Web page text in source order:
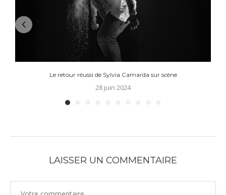
Le retour réussi de Sylvia Camarda sur scène
28 juin 2024
LAISSER UN COMMENTAIRE